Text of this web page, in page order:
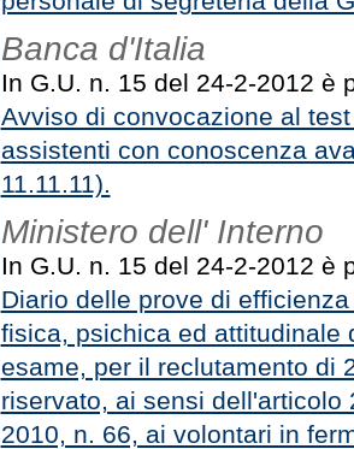
Banca d'Italia
In G.U. n. 15 del 24-2-2012 è
Avviso di convocazione al
assistenti con conoscenza
11.11.11).
Ministero dell' Interno
In G.U. n. 15 del 24-2-2012 è
Diario delle prove di
fisica, psichica ed attitudinale
esame, per il reclutamento di
riservato, ai sensi
2010, n. 66, ai volontari in